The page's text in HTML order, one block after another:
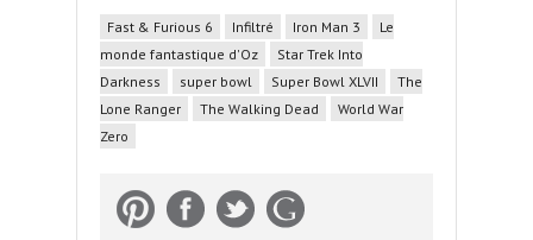
Fast & Furious 6 Infiltré Iron Man 3
Le
monde fantastique d'Oz
Star Trek Into
Darkness
super bowl Super Bowl XLVII
The
Lone Ranger
The Walking Dead
World War
Zero